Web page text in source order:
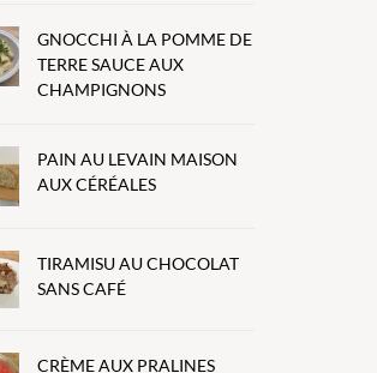
GNOCCHI À LA POMME DE
TERRE SAUCE AUX
CHAMPIGNONS
PAIN AU LEVAIN MAISON
AUX CÉRÉALES
TIRAMISU AU CHOCOLAT
SANS CAFÉ
CRÈME AUX PRALINES